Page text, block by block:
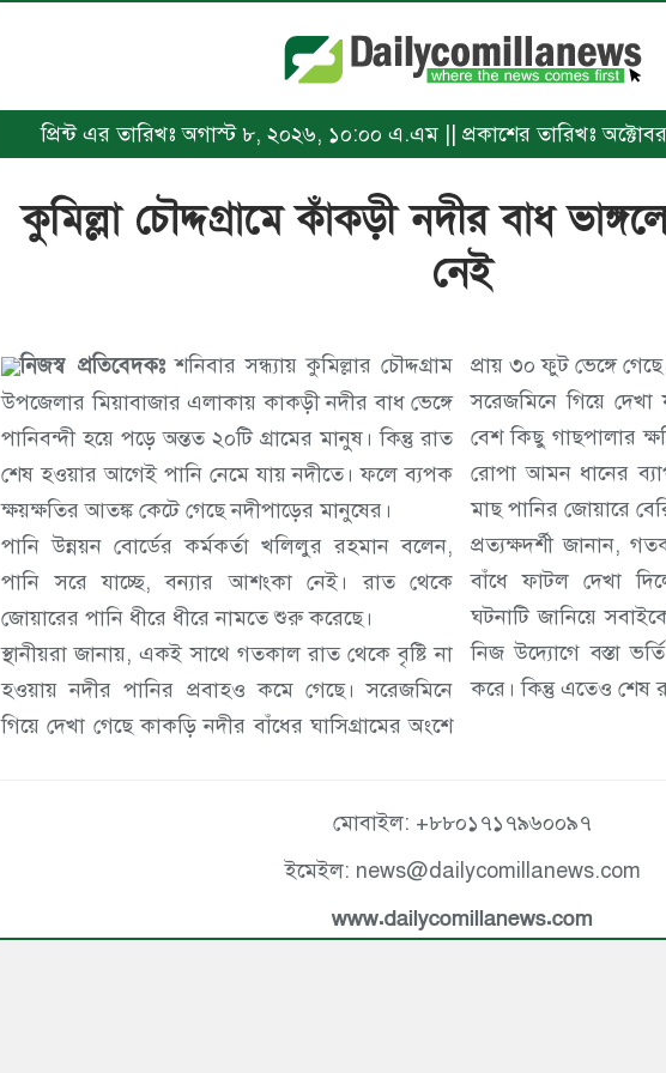
প্রিন্ট এর তারিখঃ অগাস্ট ৮, ২০২৬, ১০:০০ এ.এম || প্রকাশের তারিখঃ
কুমিল্লা চৌদ্দগ্রামে কাঁকড়ী নদীর বাধ
নেই
নিজস্ব প্রতিবেদকঃ শনিবার সন্ধ্যায় কুমিল্লার চৌদ্দগ্রাম
উপজেলার মিয়াবাজার এলাকায় কাকড়ী নদীর বাধ ভেঙ্গে
পানিবন্দী হয়ে পড়ে অন্তত ২০টি গ্রামের মানুষ। কিন্তু রাত
শেষ হওয়ার আগেই পানি নেমে যায় নদীতে। ফলে ব্যপক
ক্ষয়ক্ষতির আতঙ্ক কেটে গেছে নদীপাড়ের মানুষের।
পানি উন্নয়ন বোর্ডের কর্মকর্তা খলিলুর রহমান বলেন,
পানি সরে যাচ্ছে, বন্যার আশংকা নেই। রাত থেকে
জোয়ারের পানি ধীরে ধীরে নামতে শুরু করেছে।
স্থানীয়রা জানায়, একই সাথে গতকাল রাত থেকে বৃষ্টি না
হওয়ায় নদীর পানির প্রবাহও কমে গেছে। সরেজমিনে
গিয়ে দেখা গেছে কাকড়ি নদীর বাঁধের ঘাসিগ্রামের অংশে
প্রায় ৩০ ফুট ভেঙ্গে
সরেজমিনে গিয়ে
বেশ কিছু গাছপালার
রোপা আমন ধানের
মাছ পানির জোয়ারে
প্রত্যক্ষদর্শী জানান,
বাঁধে ফাটল দেখা
ঘটনাটি জানিয়ে
নিজ উদ্যোগে বস্তা
করে। কিন্তু এতেও শেষ
মোবাইল: +৮৮০১৭১৭৯৬০০৯৭
ইমেইল: news@dailycomillanews.com
www.dailycomillanews.com